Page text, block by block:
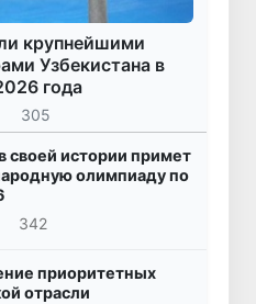
крупнейшими
Узбекистана в
года
305
своей истории примет
олимпиаду по
342
приоритетных
отрасли